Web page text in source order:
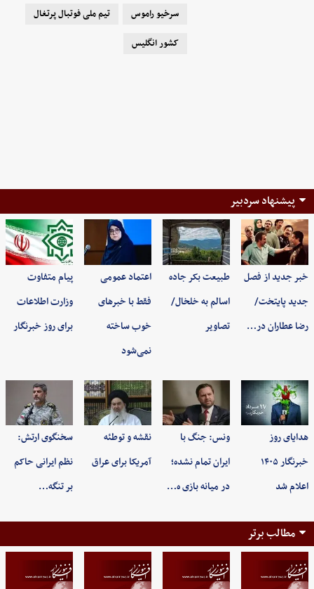
سرخیو راموس
تیم ملی فوتبال پرتغال
کشور انگلیس
پیشنهاد سردبیر
خبر جدید از فصل
جدید پایتخت/
رضا عطاران در…
طبیعت بکر جاده
اسالم به خلخال/
تصاویر
اعتماد عمومی
فقط با خبرهای
خوب ساخته
نمی‌شود
پیام متفاوت
وزارت اطلاعات
برای روز خبرنگار
هدایای روز
خبرنگار ۱۴۰۵
اعلام شد
ونس: جنگ با
ایران تمام نشده؛
در میانه بازی ه…
نقشه و توطئه
آمریکا برای عراق
سخنگوی ارتش:
نظم ایرانی حاکم
بر تنگه…
مطالب برتر